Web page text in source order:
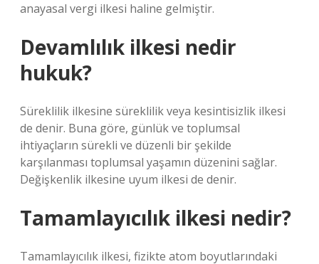
anayasal vergi ilkesi haline gelmiştir.
Devamlılık ilkesi nedir
hukuk?
Süreklilik ilkesine süreklilik veya kesintisizlik ilkesi
de denir. Buna göre, günlük ve toplumsal
ihtiyaçların sürekli ve düzenli bir şekilde
karşılanması toplumsal yaşamın düzenini sağlar.
Değişkenlik ilkesine uyum ilkesi de denir.
Tamamlayıcılık ilkesi nedir?
Tamamlayıcılık ilkesi, fizikte atom boyutlarındaki